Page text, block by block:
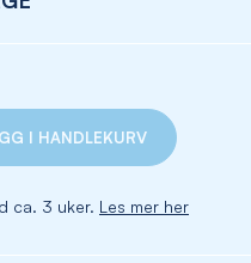
I HANDLEKURV
ca. 3 uker. Les mer her